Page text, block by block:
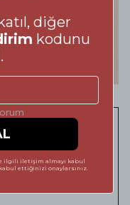
diğer
kodunu
ilgili iletişim almayı kabul
ettiğinizi onaylarsınız.